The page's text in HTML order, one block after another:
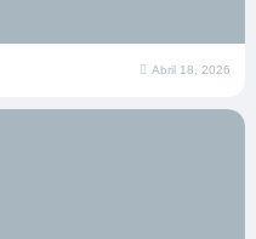
Abril 18, 2026